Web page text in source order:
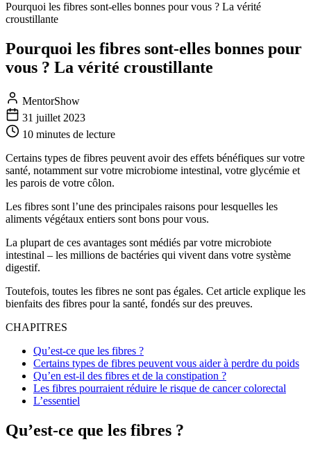
Pourquoi les fibres sont-elles bonnes pour vous ? La vérité
croustillante
Pourquoi les fibres sont-elles bonnes pour
vous ? La vérité croustillante
MentorShow
31 juillet 2023
10 minutes de lecture
Certains types de fibres peuvent avoir des effets bénéfiques sur votre
santé, notamment sur votre microbiome intestinal, votre glycémie et
les parois de votre côlon.
Les fibres sont l’une des principales raisons pour lesquelles les
aliments végétaux entiers sont bons pour vous.
La plupart de ces avantages sont médiés par votre microbiote
intestinal – les millions de bactéries qui vivent dans votre système
digestif.
Toutefois, toutes les fibres ne sont pas égales. Cet article explique les
bienfaits des fibres pour la santé, fondés sur des preuves.
CHAPITRES
Qu’est-ce que les fibres ?
Certains types de fibres peuvent vous aider à perdre du poids
Qu’en est-il des fibres et de la constipation ?
Les fibres pourraient réduire le risque de cancer colorectal
L’essentiel
Qu’est-ce que les fibres ?